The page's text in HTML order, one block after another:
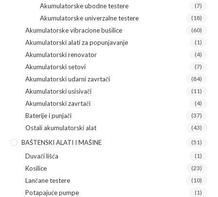
Akumulatorske ubodne testere (7)
Akumulatorske univerzalne testere (18)
Akumulatorske vibracione bušilice (60)
Akumulatorski alati za popunjavanje (1)
Akumulatorski renovator (4)
Akumulatorski setovi (7)
Akumulatorski udarni zavrtači (84)
Akumulatorski usisivači (11)
Akumulatorski zavrtači (4)
Baterije i punjači (37)
Ostali akumulatorski alat (43)
BAŠTENSKI ALATI I MAŠINE (51)
Duvači lišća (1)
Kosilice (23)
Lančane testere (10)
Potapajuće pumpe (1)